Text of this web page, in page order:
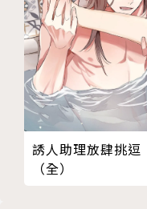
誘人助理放肆挑逗
（全）